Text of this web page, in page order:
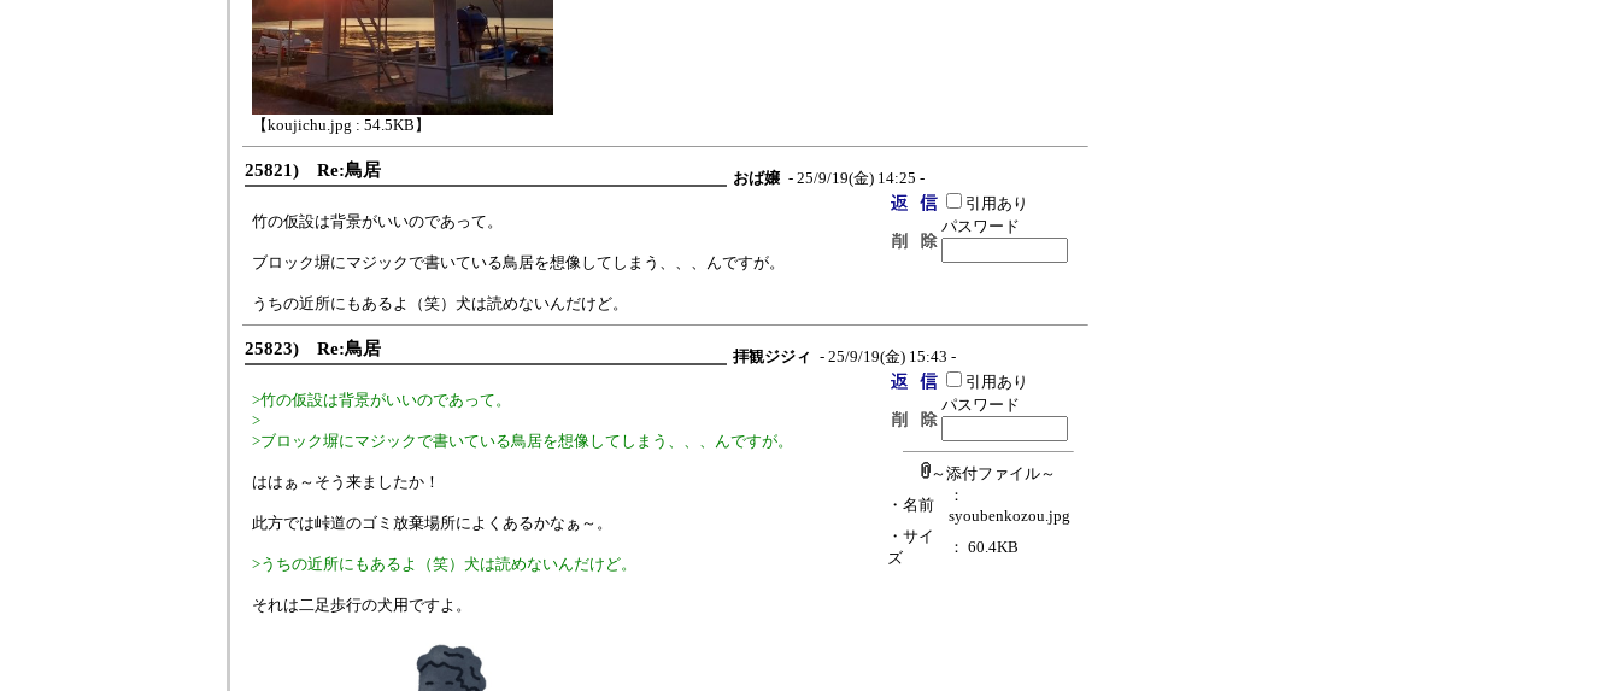
【koujichu.jpg : 54.5KB】
25821) Re:鳥居 おば嬢 - 25/9/19(金) 14:25 -
竹の仮設は背景がいいのであって。
ブロック塀にマジックで書いている鳥居を想像してしまう、、、んですが。
うちの近所にもあるよ（笑）犬は読めないんだけど。
引用あり
パスワード
25823) Re:鳥居 拝観ジジィ - 25/9/19(金) 15:43 -
>竹の仮設は背景がいいのであって。
>
>ブロック塀にマジックで書いている鳥居を想像してしまう、、、んですが。
ははぁ～そう来ましたか！
此方では峠道のゴミ放棄場所によくあるかなぁ～。
>うちの近所にもあるよ（笑）犬は読めないんだけど。
それは二足歩行の犬用ですよ。
引用あり
パスワード
～添付ファイル～
・名前
：
syoubenkozou.jpg
・サイ
ズ
： 60.4KB